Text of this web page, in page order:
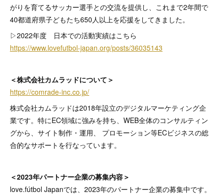
がりを育てるサッカー選手との交流を提供し、これまで2年間で
40都道府県子どもたち650人以上を応援をしてきました。
▷2022年度 日本での活動実績はこちら
https://www.lovefutbol-japan.org/posts/36035143
＜株式会社カムラッドについて＞
https://comrade-inc.co.jp/
株式会社カムラッドは2018年設立のデジタルマーケティング企
業です。特にEC領域に強みを持ち、WEB全体のコンサルティン
グから、サイト制作・運用、 プロモーション等ECビジネスの総
合的なサポートを行なっています。
＜2023年パートナー企業の募集内容＞
love.fútbol Japanでは、2023年のパートナー企業の募集中です。